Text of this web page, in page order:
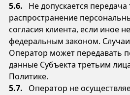
5.6. Не допускается
распространение
согласия клиента, если иное
федеральным законом.
Оператор может передавать
данные Субъекта третьим
Политике.
5.7. Оператор не